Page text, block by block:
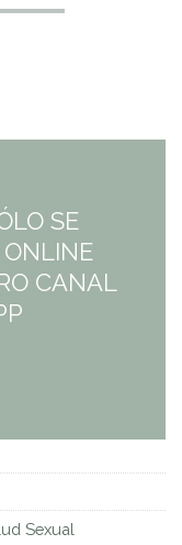
SE
CANAL
Sexual